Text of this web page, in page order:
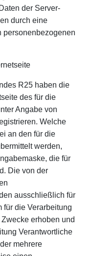
der Server-
durch eine
personenbezogenen
R25 haben die
des für die
Angabe von
Welche
an den für die
werden,
die für
Die von der
ausschließlich für
für die Verarbeitung
erhoben und
Verantwortliche
mehrere